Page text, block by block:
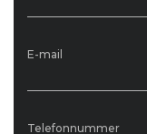
E-mail
Telefonnummer